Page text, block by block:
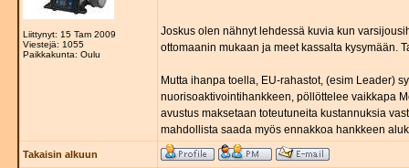
Liittynyt: 15 Tam 2009
Viestejä: 1055
Paikkakunta: Oulu
Joskus olen nähnyt lehdessä kuvia kun
ottomaanin mukaan ja meet kassalta kysymään.
Mutta ihanpa toella, EU-rahastot, (esim Leader)
nuorisoaktivointihankkeen, pöllöttelee vaikkapa
avustus maksetaan toteutuneita kustannuksia
mahdollista saada myös ennakkoa hankkeen
Takaisin alkuun